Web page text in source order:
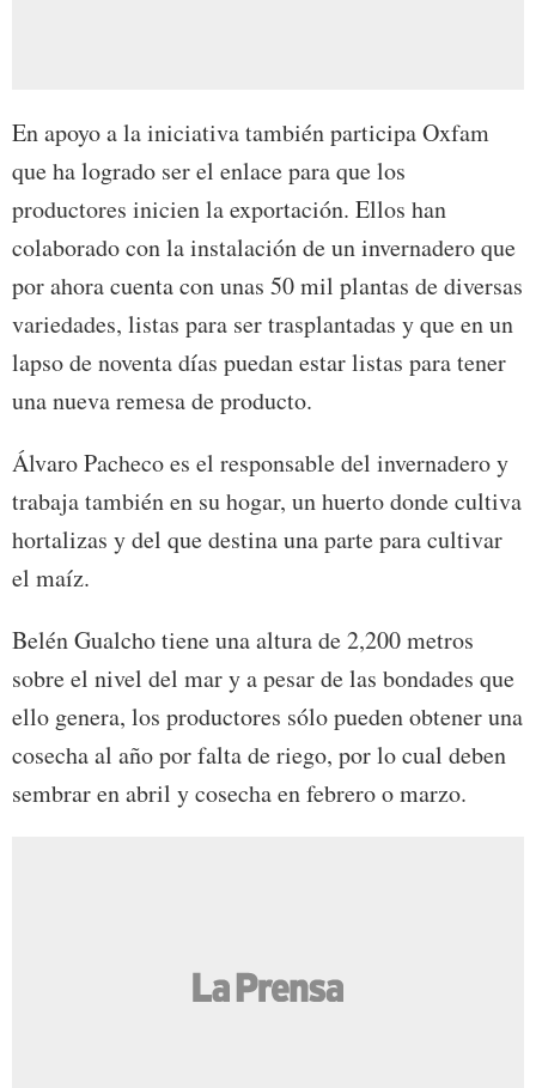
En apoyo a la iniciativa también participa Oxfam
que ha logrado ser el enlace para que los
productores inicien la exportación. Ellos han
colaborado con la instalación de un invernadero que
por ahora cuenta con unas 50 mil plantas de diversas
variedades, listas para ser trasplantadas y que en un
lapso de noventa días puedan estar listas para tener
una nueva remesa de producto.
Álvaro Pacheco es el responsable del invernadero y
trabaja también en su hogar, un huerto donde cultiva
hortalizas y del que destina una parte para cultivar
el maíz.
Belén Gualcho tiene una altura de 2,200 metros
sobre el nivel del mar y a pesar de las bondades que
ello genera, los productores sólo pueden obtener una
cosecha al año por falta de riego, por lo cual deben
sembrar en abril y cosecha en febrero o marzo.